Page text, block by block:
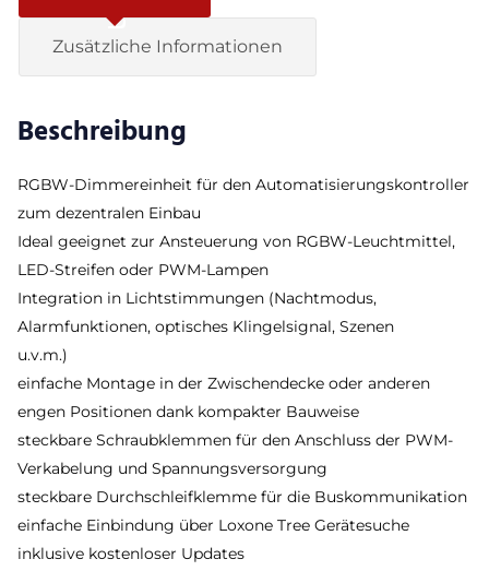
Zusätzliche Informationen
Beschreibung
RGBW-Dimmereinheit für den Automatisierungskontroller
zum dezentralen Einbau
Ideal geeignet zur Ansteuerung von RGBW-Leuchtmittel,
LED-Streifen oder PWM-Lampen
Integration in Lichtstimmungen (Nachtmodus,
Alarmfunktionen, optisches Klingelsignal, Szenen
u.v.m.)
einfache Montage in der Zwischendecke oder anderen
engen Positionen dank kompakter Bauweise
steckbare Schraubklemmen für den Anschluss der PWM-
Verkabelung und Spannungsversorgung
steckbare Durchschleifklemme für die Buskommunikation
einfache Einbindung über Loxone Tree Gerätesuche
inklusive kostenloser Updates